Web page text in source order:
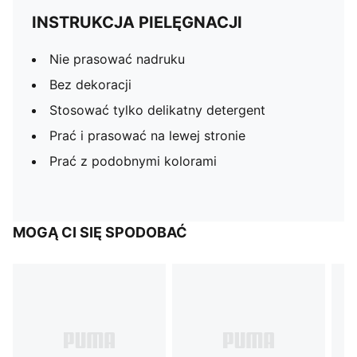
INSTRUKCJA PIELĘGNACJI
Nie prasować nadruku
Bez dekoracji
Stosować tylko delikatny detergent
Prać i prasować na lewej stronie
Prać z podobnymi kolorami
MOGĄ CI SIĘ SPODOBAĆ